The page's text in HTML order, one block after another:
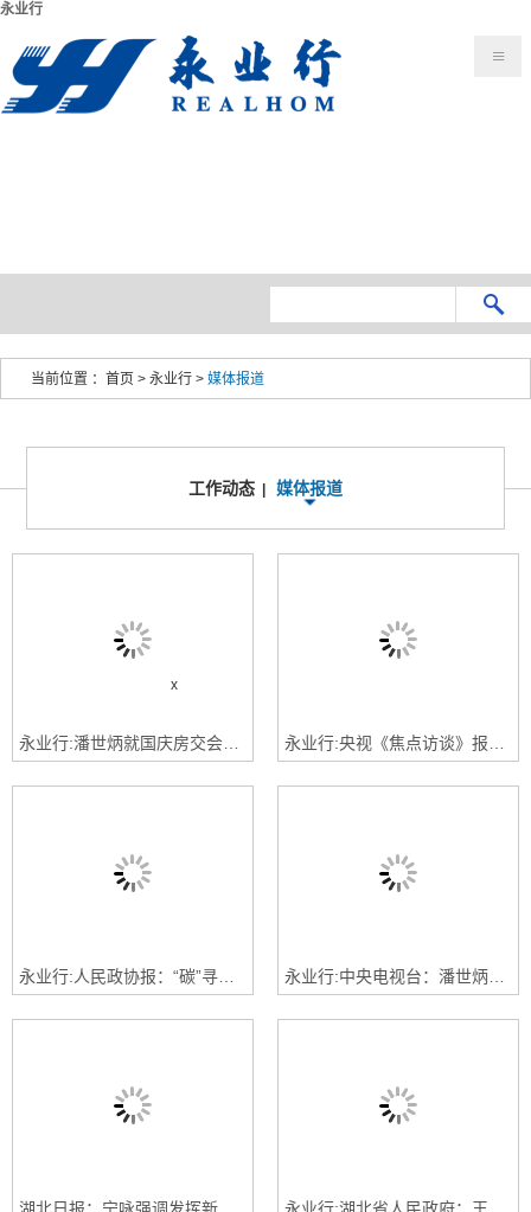
永业行
x
当前位置 ： 首页 > 永业行 > 媒体报道
工作动态 媒体报道
永业行:潘世炳就国庆房交会接受央视采访 永业行:央视《焦点访谈》报道 永业行助力的宜昌城市更新“原拆原建”工作实践